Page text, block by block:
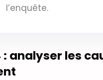
l’enquête.
: analyser les